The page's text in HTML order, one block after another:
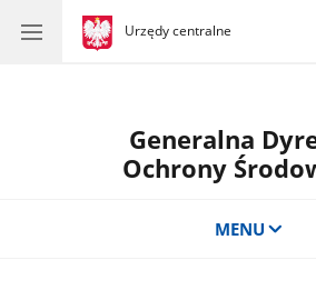
gov.pl
Urzędy centralne
gov.pl
Urzędy
Generalna
Ochrony
MENU